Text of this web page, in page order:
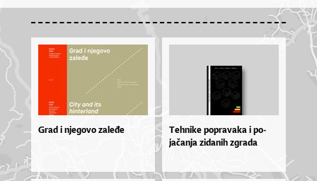
Grad i njegovo zaleđe
Teh­ni­ke po­pra­va­ka i po­
jačan­ja zi­da­nih zgra­da